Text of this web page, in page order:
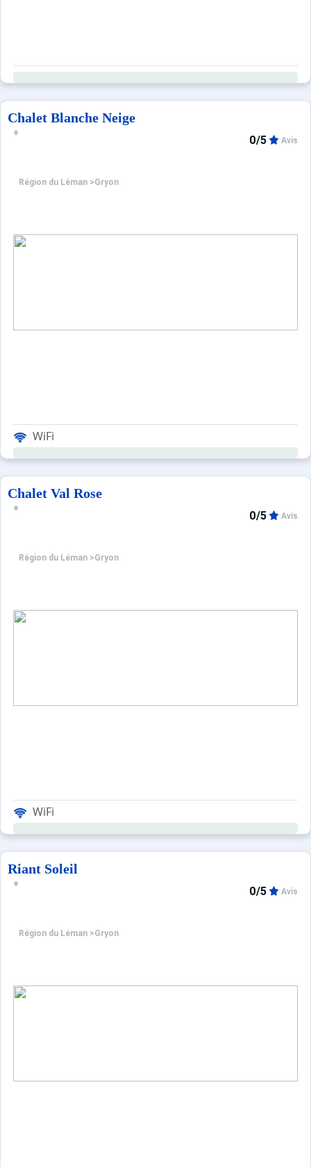
Chalet Blanche Neige
Région du Léman >Gryon
0/5 Avis
WiFi
Chalet Val Rose
Région du Léman >Gryon
0/5 Avis
WiFi
Riant Soleil
Région du Léman >Gryon
0/5 Avis